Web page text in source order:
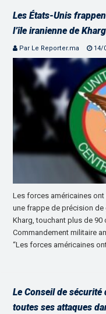
Les États-Unis
l’île iranienne de
Par Le Reporter.ma 14/
Les forces américaines ont
une frappe de précision de
Kharg, touchant plus de
Commandement militaire
“Les forces américaines
Le Conseil de sécurité
toutes ses attaques